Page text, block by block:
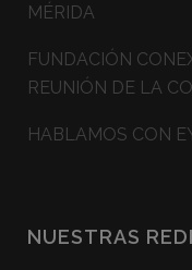
MÉRIDA
FUNDACIÓN
REUNIÓN DE LA
HABLAMOS CON
NUESTRAS